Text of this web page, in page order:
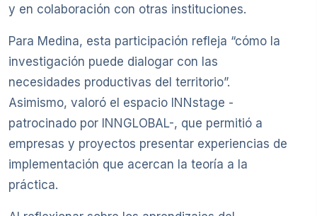
y en colaboración con otras instituciones.
Para Medina, esta participación refleja “cómo la
investigación puede dialogar con las
necesidades productivas del territorio”.
Asimismo, valoró el espacio INNstage -
patrocinado por INNGLOBAL-, que permitió a
empresas y proyectos presentar experiencias de
implementación que acercan la teoría a la
práctica.